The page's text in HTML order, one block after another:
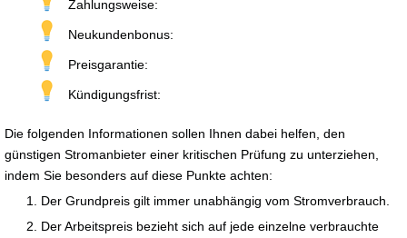
Zahlungsweise:
Neukundenbonus:
Preisgarantie:
Kündigungsfrist:
Die folgenden Informationen sollen Ihnen dabei helfen, den
günstigen Stromanbieter einer kritischen Prüfung zu unterziehen,
indem Sie besonders auf diese Punkte achten:
Der Grundpreis gilt immer unabhängig vom Stromverbrauch.
Der Arbeitspreis bezieht sich auf jede einzelne verbrauchte